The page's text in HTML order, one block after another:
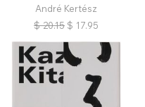
André Kertész
$ 20.15 $ 17.95